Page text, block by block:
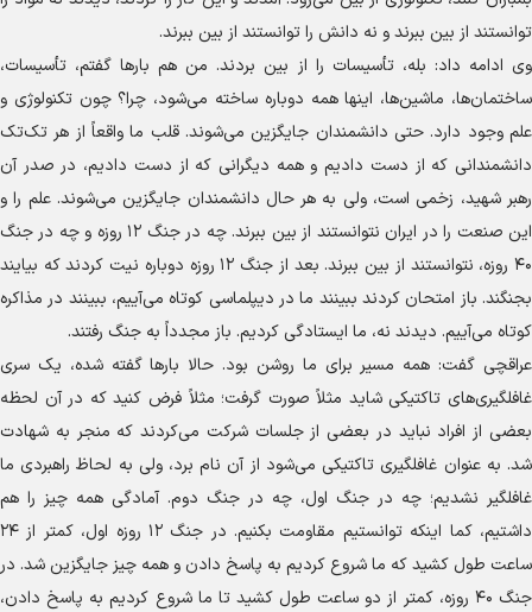
توانستند از بین ببرند و نه دانش را توانستند از بین ببرند.
وی ادامه داد: بله، تأسیسات را از بین بردند. من هم بار‌ها گفتم، تأسیسات،
ساختمان‌ها، ماشین‌ها، اینها همه دوباره ساخته می‌شود، چرا؟ چون تکنولوژی و
علم وجود دارد. حتی دانشمندان جایگزین می‌شوند. قلب ما واقعاً از هر تک‌تک
دانشمندانی که از دست دادیم و همه دیگرانی که از دست دادیم، در صدر آن
رهبر شهید، زخمی است، ولی به هر حال دانشمندان جایگزین می‌شوند. علم را و
این صنعت را در ایران نتوانستند از بین ببرند. چه در جنگ ۱۲ روزه و چه در جنگ
۴۰ روزه، نتوانستند از بین ببرند. بعد از جنگ ۱۲ روزه دوباره نیت کردند که بیایند
بجنگند. باز امتحان کردند ببینند ما در دیپلماسی کوتاه می‌آییم، ببینند در مذاکره
کوتاه می‌آییم. دیدند نه، ما ایستادگی کردیم. باز مجدداً به جنگ رفتند.
عراقچی گفت: همه مسیر برای ما روشن بود. حالا بار‌ها گفته شده، یک سری
غافلگیری‌های تاکتیکی شاید مثلاً صورت گرفت؛ مثلاً فرض کنید که در آن لحظه
بعضی از افراد نباید در بعضی از جلسات شرکت می‌کردند که منجر به شهادت
شد. به عنوان غافلگیری تاکتیکی می‌شود از آن نام برد، ولی به لحاظ راهبردی ما
غافلگیر نشدیم؛ چه در جنگ اول، چه در جنگ دوم. آمادگی همه چیز را هم
داشتیم، کما اینکه توانستیم مقاومت بکنیم. در جنگ ۱۲ روزه اول، کمتر از ۲۴
ساعت طول کشید که ما شروع کردیم به پاسخ دادن و همه چیز جایگزین شد. در
جنگ ۴۰ روزه، کمتر از دو ساعت طول کشید تا ما شروع کردیم به پاسخ دادن،